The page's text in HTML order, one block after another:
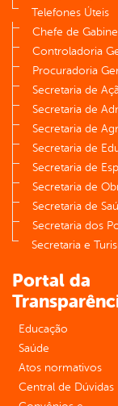
Telefones Úteis
Chefe de
Controladoria
Procuradoria
Secretaria de
Secretaria de
Secretaria de
Secretaria de
Secretaria de
Secretaria de
Secretaria de
Secretaria dos
Secretaria e
Portal da
Educação
Saúde
Atos normativos
Central de Dúvidas